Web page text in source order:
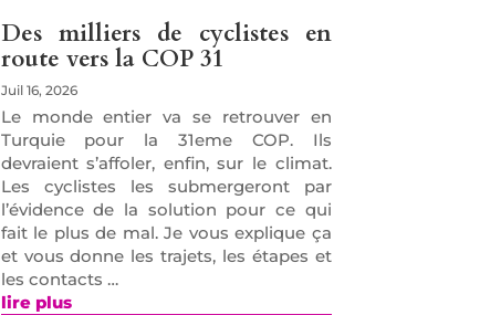
Des milliers de cyclistes en
route vers la COP 31
Juil 16, 2026
Le monde entier va se retrouver en
Turquie pour la 31eme COP. Ils
devraient s’affoler, enfin, sur le climat.
Les cyclistes les submergeront par
l’évidence de la solution pour ce qui
fait le plus de mal. Je vous explique ça
et vous donne les trajets, les étapes et
les contacts …
lire plus